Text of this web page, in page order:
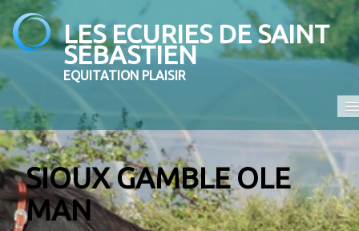
LES ECURIES DE SAINT
SEBASTIEN
EQUITATION PLAISIR
Accueil
Promenades et randonnées
Ecole d'équitation
SIOUX GAMBLE OLE
MAN